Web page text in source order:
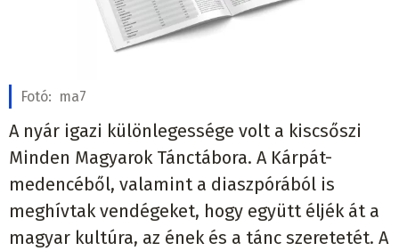
Fotó: ma7
A nyár igazi különlegessége volt a kiscsőszi
Minden Magyarok Tánctábora. A Kárpát-
medencéből, valamint a diaszpórából is
meghívtak vendégeket, hogy együtt éljék át a
magyar kultúra, az ének és a tánc szeretetét. A